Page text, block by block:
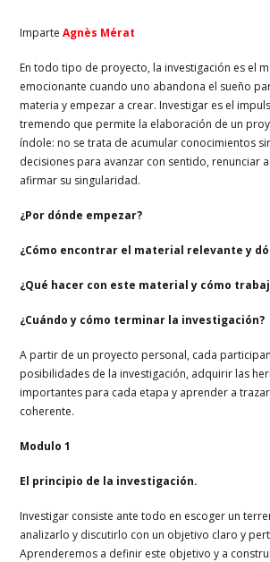
ImparteAgnès Mérat
En todo tipo de proyecto, la investigación es el
emocionante cuando uno abandona el sueño
materia y empezar a crear. Investigar es el
tremendo que permite la elaboración de un
índole: no se trata de acumular conocimientos
decisiones para avanzar con sentido, renunciar
afirmar su singularidad.
¿Por dónde empezar?
¿Cómo encontrar el material relevante y
¿Qué hacer con este material y cómo
¿Cuándo y cómo terminar la investigación?
A partir de un proyecto personal, cada
posibilidades de la investigación, adquirir las
importantes para cada etapa y aprender a
coherente.
Modulo 1
El principio de la investigación.
Investigar consiste ante todo en escoger un
analizarlo y discutirlo con un objetivo claro y
Aprenderemos a definir este objetivo y a